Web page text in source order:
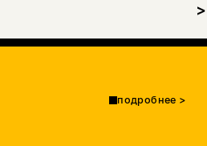
>
подробнее >